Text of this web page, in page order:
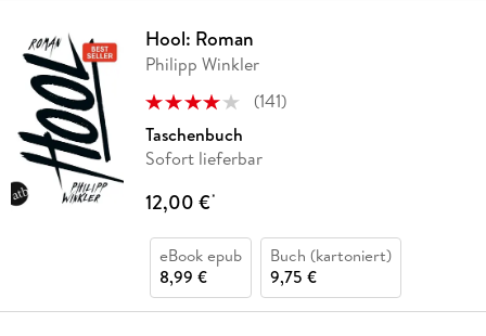
Hool: Roman
Philipp Winkler
(141)
Taschenbuch
Sofort lieferbar
12,00 €*
eBook epub
8,99 €
Buch (kartoniert)
9,75 €